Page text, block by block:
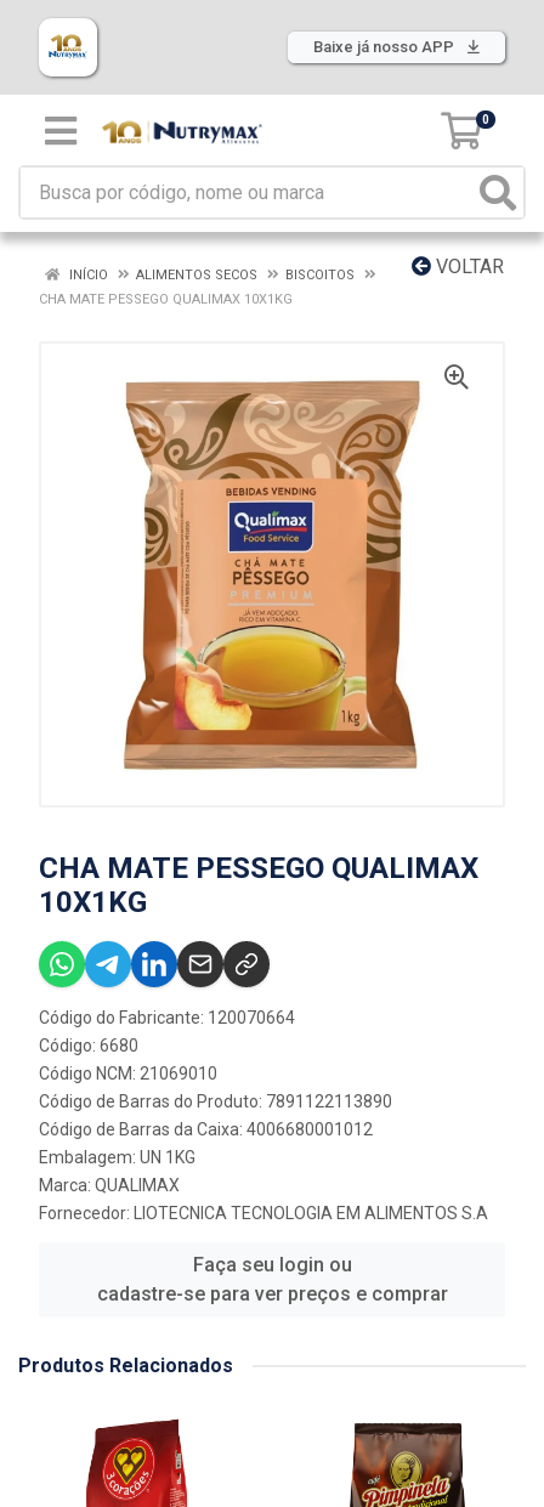
Baixe já nosso APP
0
VOLTAR
INÍCIO ALIMENTOS SECOS
BISCOITOS
CHA MATE PESSEGO QUALIMAX 10X1KG
CHA MATE PESSEGO QUALIMAX
10X1KG
Código do Fabricante: 120070664
Código: 6680
Código NCM: 21069010
Código de Barras do Produto: 7891122113890
Código de Barras da Caixa: 4006680001012
Embalagem: UN 1KG
Marca: QUALIMAX
Fornecedor:
LIOTECNICA TECNOLOGIA EM ALIMENTOS S.A
Faça seu login ou
cadastre-se para ver preços e comprar
Produtos Relacionados